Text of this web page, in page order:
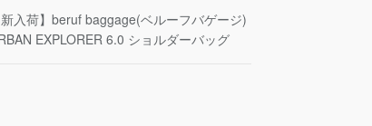
新入荷】beruf baggage(ベルーフバゲージ)
EXPLORER 6.0 ショルダーバッグ